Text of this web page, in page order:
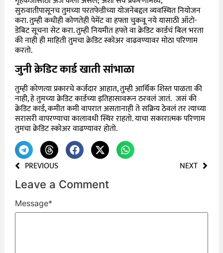
सुरुवातीपासूनच तुमच्या परतफेडीच्या योजनेबद्दल व्यवस्थित नियोजन
करा. तुम्ही कधीही कोणतेही पेमेंट वा हफ्ता चुकवू नये यासाठी ऑटो-
डेबिट सूचना सेट करा. तुम्ही नियमीत हफ्ते वा क्रेडिट कार्डचं बिल भरता
की नाही ही माहिती तुमचा क्रेडिट स्कोअर वाढवण्यावर मोठा परिणाम
करतो.
जुनी क्रेडिट कार्ड खाती सांभाळा
तुम्ही कोणत्या प्रकारचे कर्जदार आहात, तुम्ही आर्थिक शिस्त पाळता की
नाही, हे तुमच्या क्रेडिट कार्डच्या इतिहासावरून ठरवलं जातं. जसं की
क्रेडिट कार्ड, कमीत कमी वापरात असतानाही ते सक्रिय ठेवलं तर त्याच्या
सरासरी वापरण्याचा कालावधी स्थिर राहतो. याचा सकारात्मक परिणाम
तुमचा क्रेडिट स्कोअर वाढण्यावर होतो.
PREVIOUS NEXT
Leave a Comment
Message*